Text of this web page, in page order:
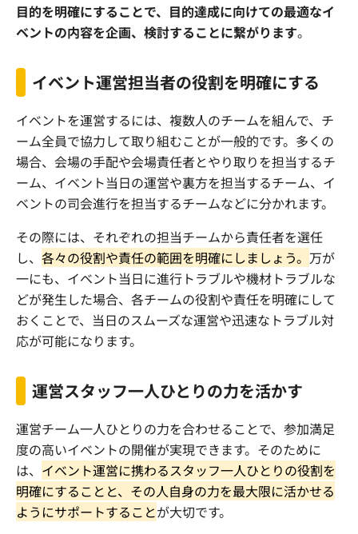
目的を明確にすることで、目的達成に向けての最適なイ
ベントの内容を企画、検討することに繋がります。
イベント運営担当者の役割を明確にする
イベントを運営するには、複数人のチームを組んで、チ
ーム全員で協力して取り組むことが一般的です。多くの
場合、会場の手配や会場責任者とやり取りを担当するチ
ーム、イベント当日の運営や裏方を担当するチーム、イ
ベントの司会進行を担当するチームなどに分かれます。
その際には、それぞれの担当チームから責任者を選任
し、 各々の役割や責任の範囲を明確にしましょう。 万が
一にも、イベント当日に進行トラブルや機材トラブルな
どが発生した場合、各チームの役割や責任を明確にして
おくことで、当日のスムーズな運営や迅速なトラブル対
応が可能になります。
運営スタッフ一人ひとりの力を活かす
運営チーム一人ひとりの力を合わせることで、参加満足
度の高いイベントの開催が実現できます。そのために
は、 イベント運営に携わるスタッフ一人ひとりの役割を
明確にすることと、その人自身の力を最大限に活かせる
ようにサポートすることが大切です。